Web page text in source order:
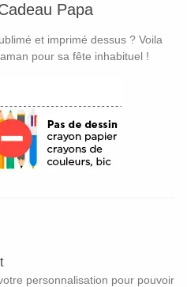
Papa
et imprimé dessus ? Voila
pour sa fête inhabituel !
personnalisation pour pouvoir